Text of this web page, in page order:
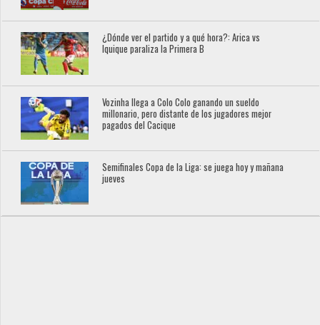
¿Dónde ver el partido y a qué hora?: Arica vs
Iquique paraliza la Primera B
Vozinha llega a Colo Colo ganando un sueldo
millonario, pero distante de los jugadores mejor
pagados del Cacique
Semifinales Copa de la Liga: se juega hoy y mañana
jueves